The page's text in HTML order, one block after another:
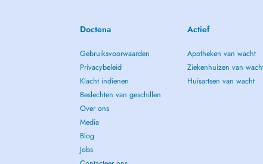
Doctena
Gebruiksvoorwaarden
Privacybeleid
Klacht indienen
Beslechten van geschillen
Over ons
Media
Blog
Jobs
Actief
Apotheken van wacht
Ziekenhuizen van
Huisartsen van wacht